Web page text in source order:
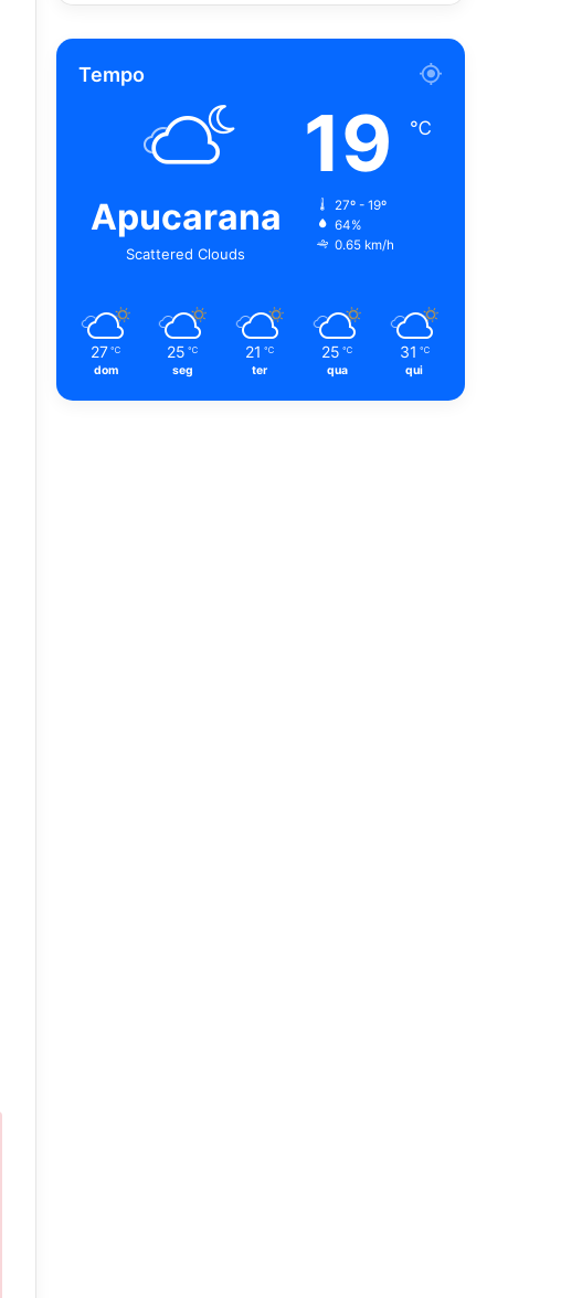
Tempo
Apucarana
Scattered Clouds
19 ℃
27º - 19º
64%
0.65 km/h
27 ℃
dom
25 ℃
seg
21 ℃
ter
25 ℃
qua
31 ℃
qui